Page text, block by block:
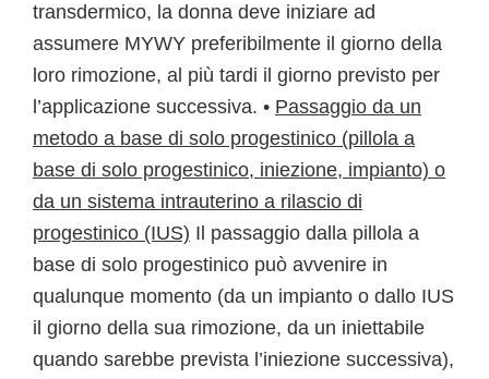
transdermico, la donna deve iniziare ad
assumere MYWY preferibilmente il giorno della
loro rimozione, al più tardi il giorno previsto per
l’applicazione successiva. • Passaggio da un
metodo a base di solo progestinico (pillola a
base di solo progestinico, iniezione, impianto) o
da un sistema intrauterino a rilascio di
progestinico (IUS) Il passaggio dalla pillola a
base di solo progestinico può avvenire in
qualunque momento (da un impianto o dallo IUS
il giorno della sua rimozione, da un iniettabile
quando sarebbe prevista l’iniezione successiva),